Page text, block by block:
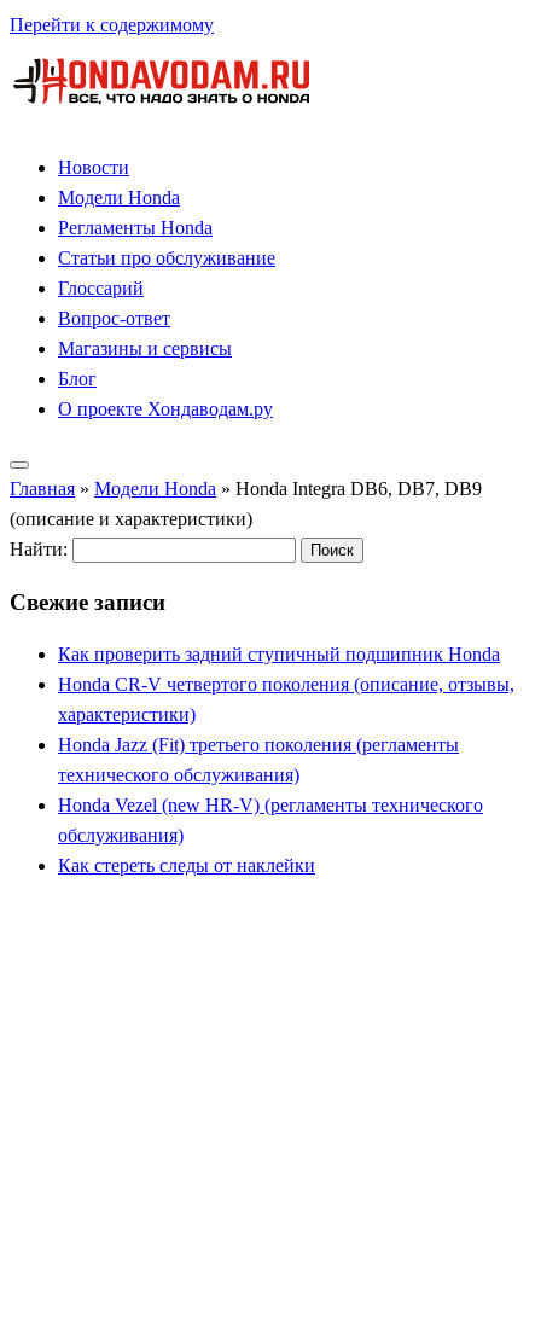
Перейти к содержимому
Новости
Модели Honda
Регламенты Honda
Статьи про обслуживание
Глоссарий
Вопрос-ответ
Магазины и сервисы
Блог
О проекте Хондаводам.ру
Главная » Модели Honda » Honda Integra DB6, DB7, DB9
(описание и характеристики)
Найти:
Свежие записи
Как проверить задний ступичный подшипник Honda
Honda CR-V четвертого поколения (описание, отзывы,
характеристики)
Honda Jazz (Fit) третьего поколения (регламенты
технического обслуживания)
Honda Vezel (new HR-V) (регламенты технического
обслуживания)
Как стереть следы от наклейки